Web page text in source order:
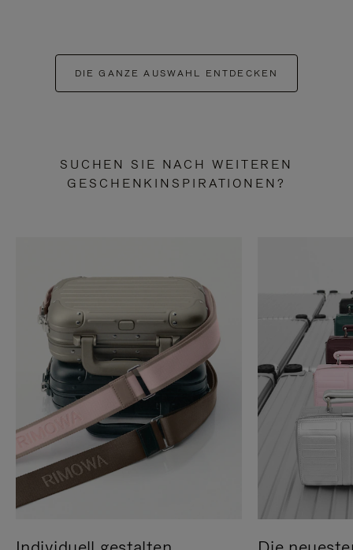
DIE GANZE AUSWAHL ENTDECKEN
SUCHEN SIE NACH WEITEREN
GESCHENKINSPIRATIONEN?